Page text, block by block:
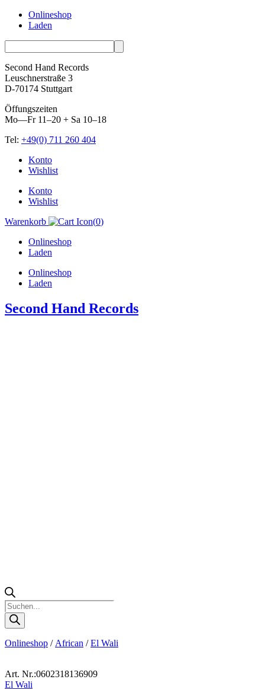
Onlineshop
Laden
Second Hand Records
Leuschnerstraße 3
D-70174 Stuttgart
Öffungszeiten
Mo—Fr 11–20 + Sa 10–18
Tel: +49(0) 711 260 404
Skip
Konto
Wishlist
Konto
Wishlist
Warenkorb
(0)
Onlineshop
Laden
Onlineshop
Laden
Second Hand Records
Products
search
Onlineshop / African /El Wali
Art. Nr.:0602318136909
El Wali